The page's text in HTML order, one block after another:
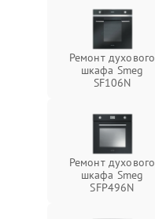
Ремонт духового
шкафа Smeg
SF106N
Ремонт духового
шкафа Smeg
SFP496N